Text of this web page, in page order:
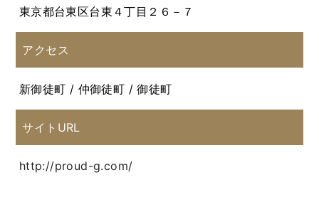
東京都台東区台東４丁目２６－７
アクセス
新御徒町 / 仲御徒町 / 御徒町
サイトURL
http://proud-g.com/